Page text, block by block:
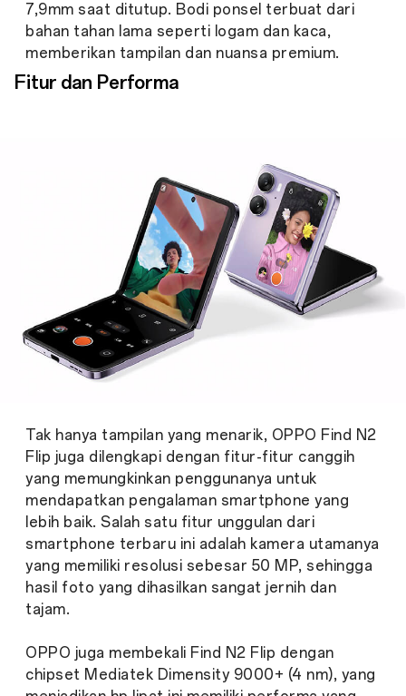
7,9mm saat ditutup. Bodi ponsel terbuat dari
bahan tahan lama seperti logam dan kaca,
memberikan tampilan dan nuansa premium.
Fitur dan Performa
Tak hanya tampilan yang menarik, OPPO Find N2
Flip juga dilengkapi dengan fitur-fitur canggih
yang memungkinkan penggunanya untuk
mendapatkan pengalaman smartphone yang
lebih baik. Salah satu fitur unggulan dari
smartphone terbaru ini adalah kamera utamanya
yang memiliki resolusi sebesar 50 MP, sehingga
hasil foto yang dihasilkan sangat jernih dan
tajam.
OPPO juga membekali Find N2 Flip dengan
chipset Mediatek Dimensity 9000+ (4 nm), yang